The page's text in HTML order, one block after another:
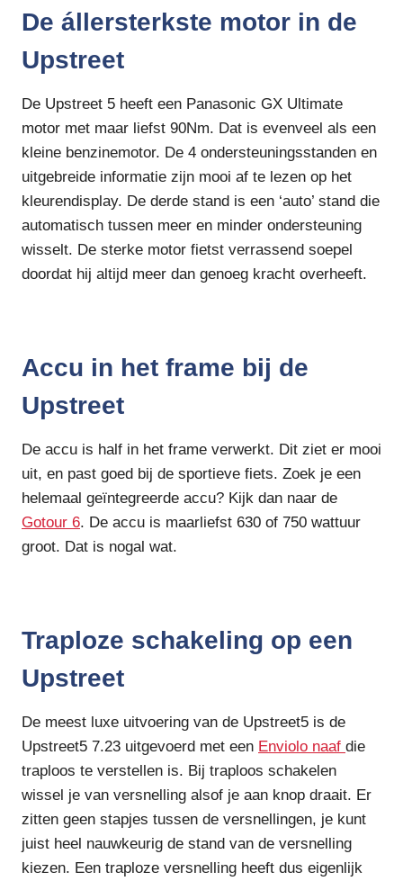
De állersterkste motor in de
Upstreet
De Upstreet 5 heeft een Panasonic GX Ultimate
motor met maar liefst 90Nm. Dat is evenveel als een
kleine benzinemotor. De 4 ondersteuningsstanden en
uitgebreide informatie zijn mooi af te lezen op het
kleurendisplay. De derde stand is een ‘auto’ stand die
automatisch tussen meer en minder ondersteuning
wisselt. De sterke motor fietst verrassend soepel
doordat hij altijd meer dan genoeg kracht overheeft.
Accu in het frame bij de
Upstreet
De accu is half in het frame verwerkt. Dit ziet er mooi
uit, en past goed bij de sportieve fiets. Zoek je een
helemaal geïntegreerde accu? Kijk dan naar de
Gotour 6. De accu is maarliefst 630 of 750 wattuur
groot. Dat is nogal wat.
Traploze schakeling op een
Upstreet
De meest luxe uitvoering van de Upstreet5 is de
Upstreet5 7.23 uitgevoerd met een Enviolo naaf die
traploos te verstellen is. Bij traploos schakelen
wissel je van versnelling alsof je aan knop draait. Er
zitten geen stapjes tussen de versnellingen, je kunt
juist heel nauwkeurig de stand van de versnelling
kiezen. Een traploze versnelling heeft dus eigenlijk